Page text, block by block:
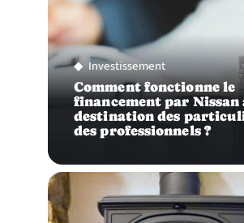
Investissement
Comment fonctionne le
financement par Nissan
destination des
des professionnels ?